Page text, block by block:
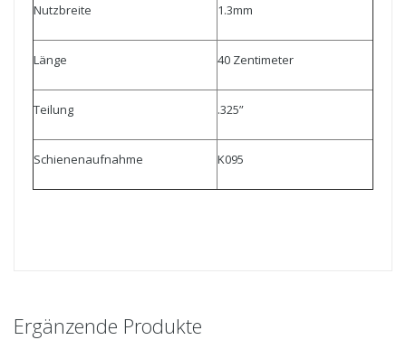
Nutzbreite 1.3mm
Länge 40 Zentimeter
Teilung .325”
Schienenaufnahme K095
Ergänzende Produkte